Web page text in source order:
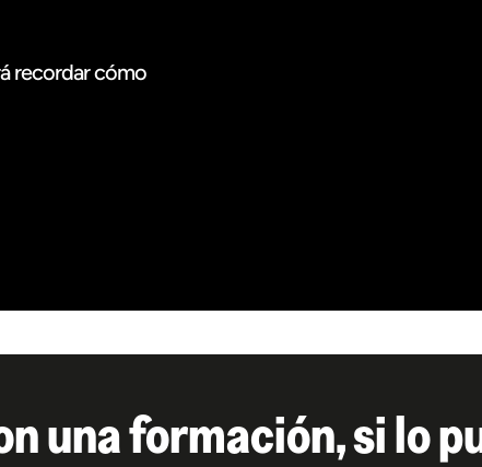
recordar cómo
una formación, si lo